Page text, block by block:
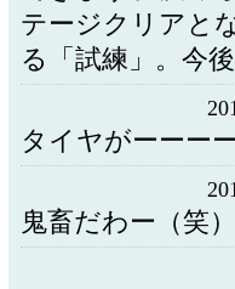
テージクリアと
る「試練」。今
タイヤがーーー
鬼畜だわー（笑）